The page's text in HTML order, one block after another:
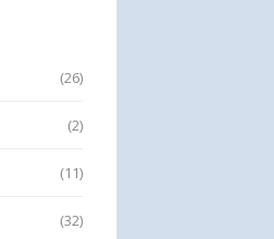
(26)
(2)
(11)
(32)